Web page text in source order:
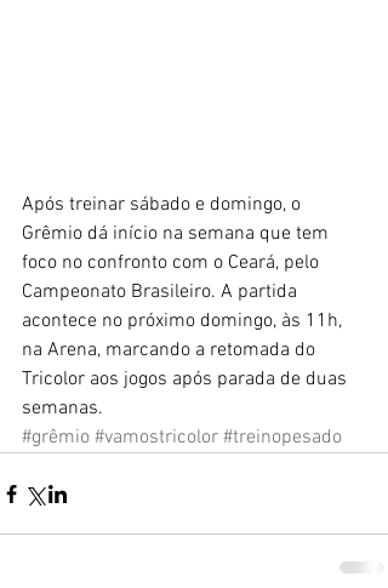
Após treinar sábado e domingo, o
Grêmio dá início na semana que tem
foco no confronto com o Ceará, pelo
Campeonato Brasileiro. A partida
acontece no próximo domingo, às 11h,
na Arena, marcando a retomada do
Tricolor aos jogos após parada de duas
semanas.
#grêmio #vamostricolor #treinopesado